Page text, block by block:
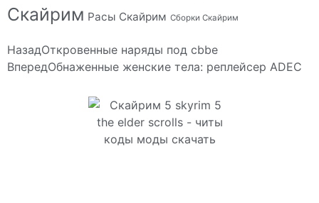
Скайрим Расы Скайрим Сборки Скайрим
НазадОткровенные наряды под cbbe
ВпередОбнаженные женские тела: реплейсер ADEC